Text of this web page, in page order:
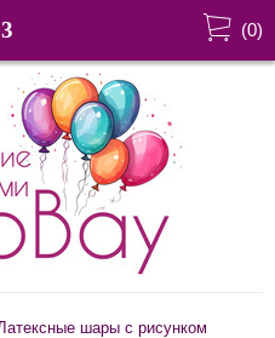
(0)
шары с рисунком